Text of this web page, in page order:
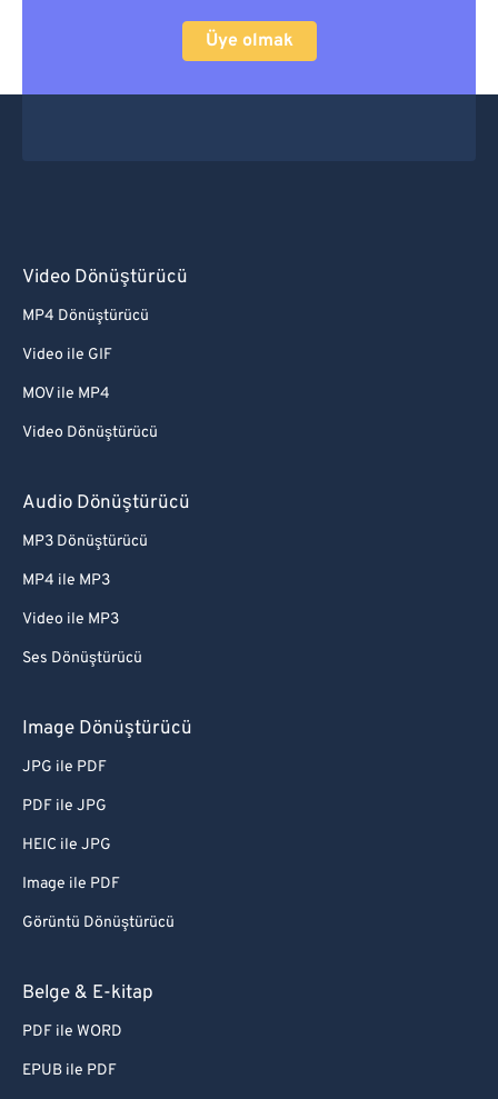
Üye olmak
Video Dönüştürücü
MP4 Dönüştürücü
Video ile GIF
MOV ile MP4
Video Dönüştürücü
Audio Dönüştürücü
MP3 Dönüştürücü
MP4 ile MP3
Video ile MP3
Ses Dönüştürücü
Image Dönüştürücü
JPG ile PDF
PDF ile JPG
HEIC ile JPG
Image ile PDF
Görüntü Dönüştürücü
Belge & E-kitap
PDF ile WORD
EPUB ile PDF